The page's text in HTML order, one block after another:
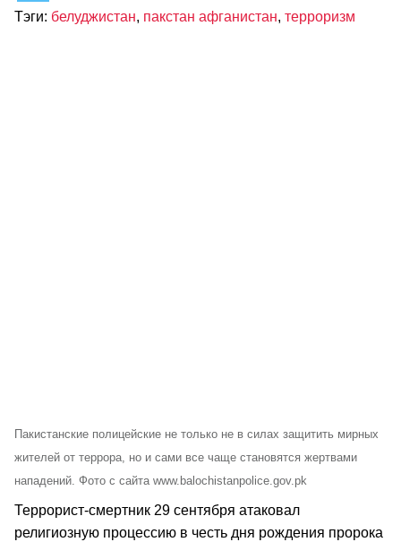
Тэги: белуджистан, пакстан афганистан, терроризм
Пакистанские полицейские не только не в силах защитить мирных
жителей от террора, но и сами все чаще становятся жертвами
нападений. Фото с сайта www.balochistanpolice.gov.pk
Террорист-смертник 29 сентября атаковал
религиозную процессию в честь дня рождения пророка